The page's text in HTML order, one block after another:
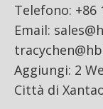
Telefono: +86
Email:
Aggiungi: 2
Città di